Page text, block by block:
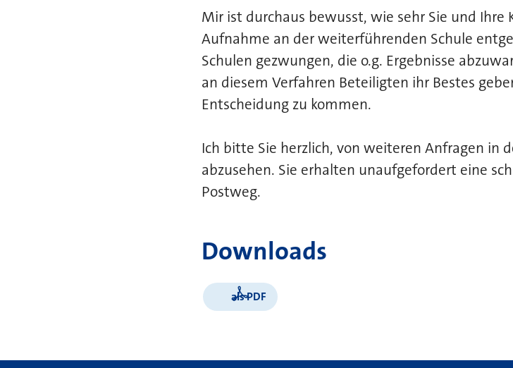
Mir ist durchaus bewusst, wie sehr Sie und Ihre
Aufnahme an der weiterführenden Schule
Schulen gezwungen, die o.g. Ergebnisse
an diesem Verfahren Beteiligten ihr Bestes
Entscheidung zu kommen.
Ich bitte Sie herzlich, von weiteren Anfragen in
abzusehen. Sie erhalten unaufgefordert eine
Postweg.
Downloads
als PDF